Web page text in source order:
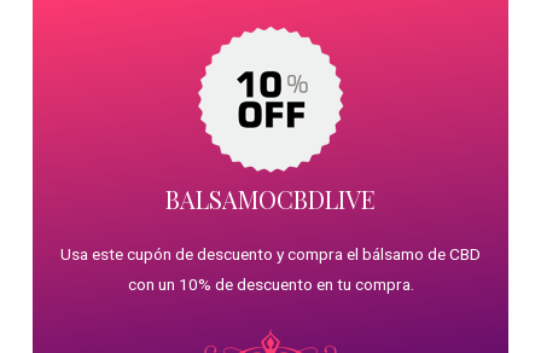
BALSAMOCBDLIVE
Usa este cupón de descuento y compra el bálsamo de CBD
con un 10% de descuento en tu compra.